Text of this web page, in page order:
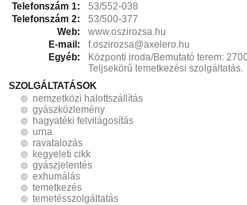
Telefonszám 1:
53/552-038
Telefonszám 2:
53/500-377
Web:
www.oszirozsa.hu
E-mail:
f.oszirozsa@axelero.hu
Egyéb:
Központi iroda/Bemutató terem:
Teljsekörű temetkezési szolgáltatás.
SZOLGÁLTATÁSOK
nemzetközi halottszállítás
gyászközlemény
hagyatéki felvilágosítás
urna
ravatalozás
kegyeleti cikk
gyászjelentés
exhumálás
temetkezés
temetésszolgáltatás